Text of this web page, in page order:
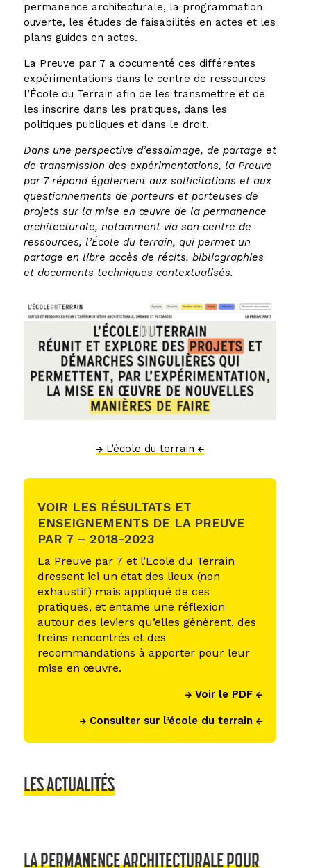
permanence architecturale, la programmation
ouverte, les études de faisabilités en actes et les
plans guides en actes.
La Preuve par 7 a documenté ces différentes
expérimentations dans le centre de ressources
l’École du Terrain afin de les transmettre et de
les inscrire dans les pratiques, dans les
politiques publiques et dans le droit.
Dans une perspective d’essaimage, de partage et
de transmission des expérimentations, la Preuve
par 7 répond également aux sollicitations et aux
questionnements de porteurs et porteuses de
projets sur la mise en œuvre de la permanence
architecturale, notamment via son centre de
ressources, l’École du terrain, qui permet un
partage en libre accès de récits, bibliographies
et documents techniques contextualisés.
L’école du terrain
VOIR LES RÉSULTATS ET
ENSEIGNEMENTS DE LA PREUVE
PAR 7 – 2018-2023
La Preuve par 7 et l’Ecole du Terrain
dressent ici un état des lieux (non
exhaustif) mais appliqué de ces
pratiques, et entame une réflexion
autour des leviers qu’elles génèrent, des
freins rencontrés et des
recommandations à apporter pour leur
mise en œuvre.
Voir le PDF
Consulter sur l’école du terrain
LES ACTUALITÉS
LA PERMANENCE ARCHITECTURALE POUR